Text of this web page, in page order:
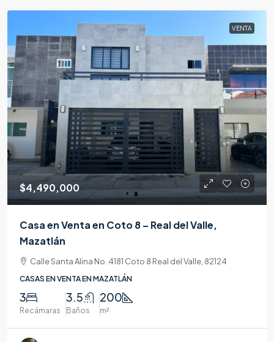
VENTA
$4,490,000
Casa en Venta en Coto 8 – Real del Valle,
Mazatlán
Calle Santa Alina No. 4181 Coto 8 Real del Valle, 82124
CASAS EN VENTA EN MAZATLÁN
3
Recámaras
3.5
Baños
200
m²